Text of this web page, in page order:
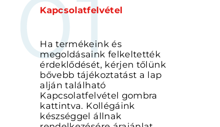
Kapcsolatfelvétel
Ha termékeink és
megoldásaink felkeltették
érdeklődését, kérjen tőlünk
bővebb tájékoztatást a lap
alján található
Kapcsolatfelvétel gombra
kattintva. Kollégáink
készséggel állnak